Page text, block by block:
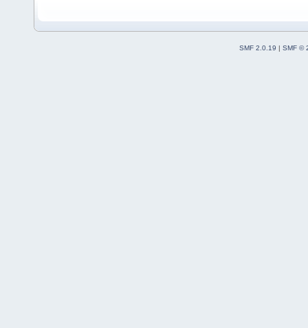
SMF 2.0.19 | SMF ©